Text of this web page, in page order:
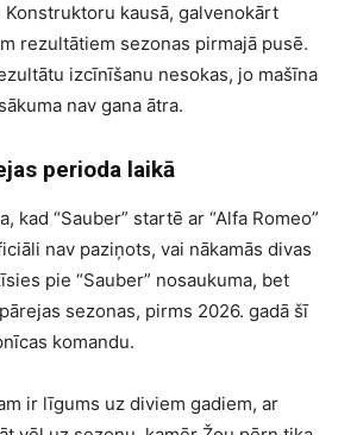
kausā, galvenokārt
rezultātiem sezonas pirmajā pusē.
izcīnīšanu nesokas, jo mašīna
nav gana ātra.
perioda laikā
kad “Sauber” startē ar “Alfa Romeo”
nav paziņots, vai nākamās divas
pie “Sauber” nosaukuma, bet
sezonas, pirms 2026. gadā šī
komandu.
ir līgums uz diviem gadiem, ar